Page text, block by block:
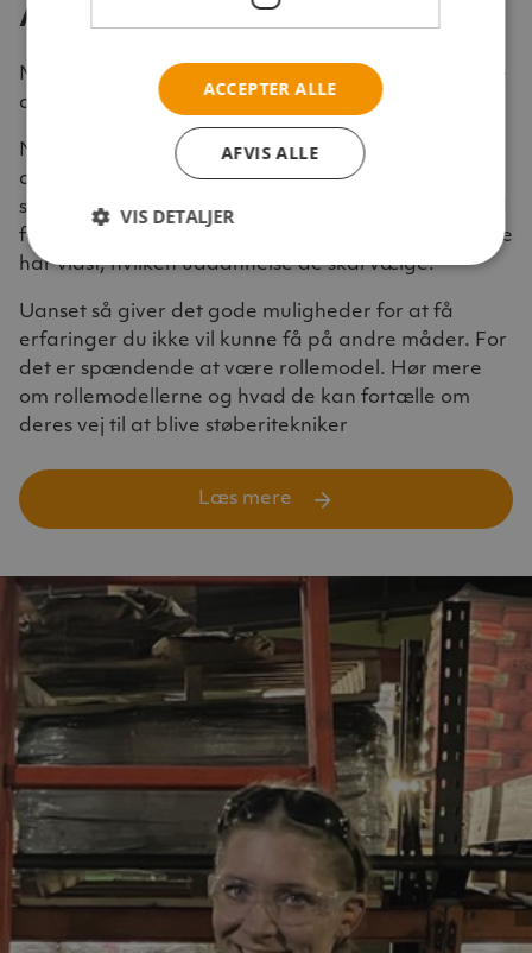
Ansøg om at blive rollemodel
Måske kræver det ikke så meget mod som interesse
at være rollemodel.
Nogle bliver rollemodel fordi de gerne vil give alle
de gode muligheder videre, som man erhverver
som støberitekniker. Nogle ser det som en mulighed
for at ”fange” din interesse, hvis du ligesom dem ikke
har vidst, hvilken uddannelse de skal vælge.
Uanset så giver det gode muligheder for at få
erfaringer du ikke vil kunne få på andre måder. For
det er spændende at være rollemodel. Hør mere
om rollemodellerne og hvad de kan fortælle om
deres vej til at blive støberitekniker
Læs mere
ACCEPTER ALLE
AFVIS ALLE
VIS DETALJER